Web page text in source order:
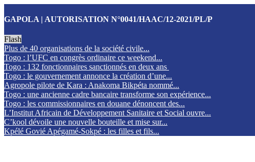
GAPOLA | AUTORISATION N°0041/HAAC/12-2021/PL/P
Flash
Plus de 40 organisations de la société civile...
Togo : l’UFC en congrès ordinaire ce weekend...
Togo : 132 fonctionnaires sanctionnés en deux ans
Togo : le gouvernement annonce la création d’une...
Agropole pilote de Kara : Anakoma Bikpéta nommé...
Togo : une ancienne cadre bancaire transforme son expérience...
Togo : les commissionnaires en douane dénoncent des...
L’Institut Africain de Développement Sanitaire et Social ouvre...
C’kool dévoile une nouvelle bouteille et mise sur...
Kpélé Govié Apégamé-Sokpé : les filles et fils...